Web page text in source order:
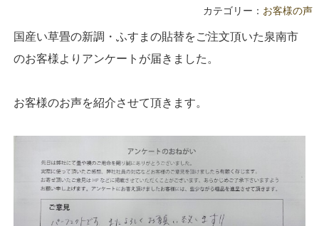
カテゴリー： お客様の声
国産い草畳の新調・ふすまの貼替をご注文頂いた泉南市
のお客様よりアンケートが届きました。
お客様のお声を紹介させて頂きます。